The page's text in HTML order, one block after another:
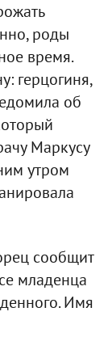
роды
время.
герцогиня,
об
Маркусу
утром
сообщит
младенца
Имя